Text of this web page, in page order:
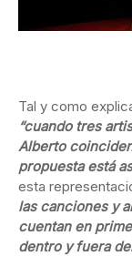
Tal y como
“cuando tres
Alberto
propuesta está
esta
las canciones y
cuentan en
dentro y fuera